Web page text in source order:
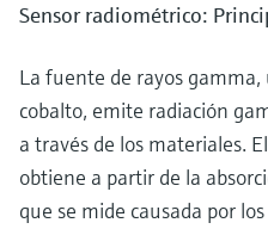
Sensor radiométrico:
La fuente de rayos gamma,
cobalto, emite radiación
a través de los materiales.
obtiene a partir de la
que se mide causada por